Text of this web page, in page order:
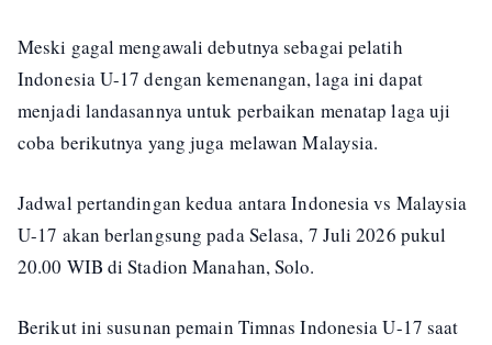
Meski gagal mengawali debutnya sebagai pelatih
Indonesia U-17 dengan kemenangan, laga ini dapat
menjadi landasannya untuk perbaikan menatap laga uji
coba berikutnya yang juga melawan Malaysia.
Jadwal pertandingan kedua antara Indonesia vs Malaysia
U-17 akan berlangsung pada Selasa, 7 Juli 2026 pukul
20.00 WIB di Stadion Manahan, Solo.
Berikut ini susunan pemain Timnas Indonesia U-17 saat